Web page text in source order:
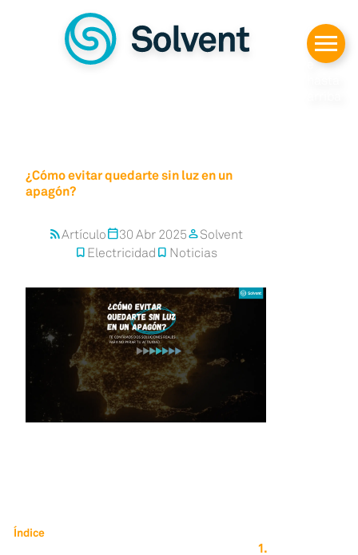
Despl
azars
e
¿Cómo evitar quedarte sin luz en un
apagón?
rss_feedArtículocalendar_today30 Abr 2025personSolvent
bookmark Electricidad bookmark Noticias
Índice